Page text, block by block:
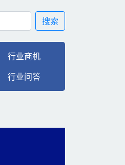
搜索
行业商机
行业问答